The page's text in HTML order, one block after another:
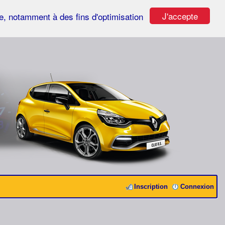
J'accepte
notamment à des fins d'optimisation
Connexion
Inscription